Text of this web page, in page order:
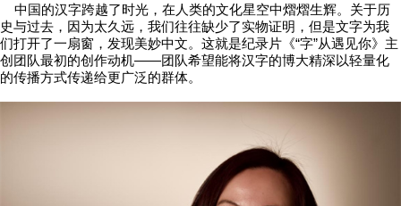
中国的汉字跨越了时光，在人类的文化星空中熠熠生辉。关于历
史与过去，因为太久远，我们往往缺少了实物证明，但是文字为我
们打开了一扇窗，发现美妙中文。这就是纪录片《“字”从遇见你》主
创团队最初的创作动机——团队希望能将汉字的博大精深以轻量化
的传播方式传递给更广泛的群体。